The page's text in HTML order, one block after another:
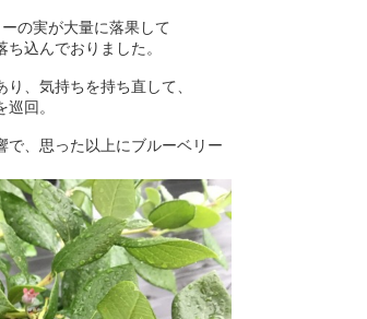
の実が大量に落果して
込んでおりました。
、気持ちを持ち直して、
回。
で、思った以上にブルーベリー